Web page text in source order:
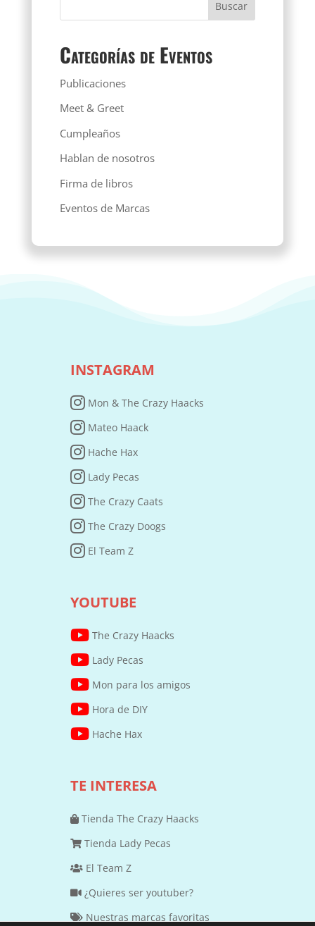
Categorías de Eventos
Publicaciones
Meet & Greet
Cumpleaños
Hablan de nosotros
Firma de libros
Eventos de Marcas
INSTAGRAM
Mon & The Crazy Haacks
Mateo Haack
Hache Hax
Lady Pecas
The Crazy Caats
The Crazy Doogs
El Team Z
YOUTUBE
The Crazy Haacks
Lady Pecas
Mon para los amigos
Hora de DIY
Hache Hax
TE INTERESA
Tienda The Crazy Haacks
Tienda Lady Pecas
El Team Z
¿Quieres ser youtuber?
Nuestras marcas favoritas